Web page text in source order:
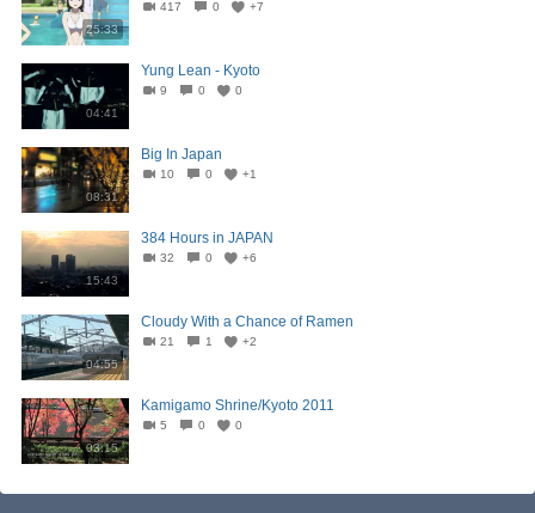
25:33
417 0 +7
04:41
Yung Lean - Kyoto
9 0 0
08:31
Big In Japan
10 0 +1
15:43
384 Hours in JAPAN
32 0 +6
04:55
Cloudy With a Chance of Ramen
21 1 +2
03:15
Kamigamo Shrine/Kyoto 2011
5 0 0